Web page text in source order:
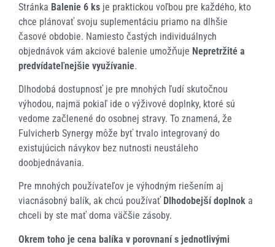
Stránka Balenie 6 ks je praktickou voľbou pre každého, kto
chce plánovať svoju suplementáciu priamo na dlhšie
časové obdobie. Namiesto častých individuálnych
objednávok vám akciové balenie umožňuje Nepretržité a
predvídateľnejšie využívanie.
Dlhodobá dostupnosť je pre mnohých ľudí skutočnou
výhodou, najmä pokiaľ ide o výživové doplnky, ktoré sú
vedome začlenené do osobnej stravy. To znamená, že
Fulvicherb Synergy môže byť trvalo integrovaný do
existujúcich návykov bez nutnosti neustáleho
doobjednávania.
Pre mnohých používateľov je výhodným riešením aj
viacnásobný balík, ak chcú používať Dlhodobejší doplnok a
chceli by ste mať doma väčšie zásoby.
Okrem toho je cena balíka v porovnaní s jednotlivými